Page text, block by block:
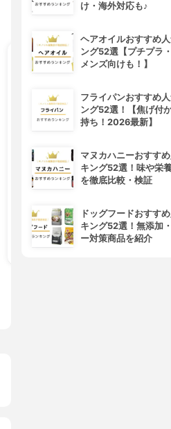
4位
フレイスラボ FLAIS LABO ホ
ワイト VC セラム
3.99
¥3,278
け・海外対応も♪
ヘアオイルおすすめ
ング52選【プチプラ
メンズ向けも！】
フライパンおすすめ
ング52選！【焦げ付
持ち！2026最新】
マヌカハニーおすす
キング52選！味や栄
を徹底比較・検証
ドッグフードおすす
キング52選！無添加
ー対策商品を紹介